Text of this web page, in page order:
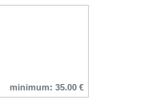
minimum: 35.00 €